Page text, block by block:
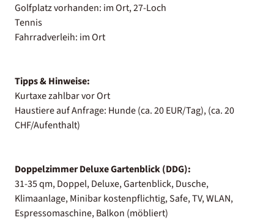
Golfplatz vorhanden: im Ort, 27-Loch
Tennis
Fahrradverleih: im Ort
Tipps & Hinweise:
Kurtaxe zahlbar vor Ort
Haustiere auf Anfrage: Hunde (ca. 20 EUR/Tag), (ca. 20
CHF/Aufenthalt)
Doppelzimmer Deluxe Gartenblick (DDG):
31-35 qm, Doppel, Deluxe, Gartenblick, Dusche,
Klimaanlage, Minibar kostenpflichtig, Safe, TV, WLAN,
Espressomaschine, Balkon (möbliert)